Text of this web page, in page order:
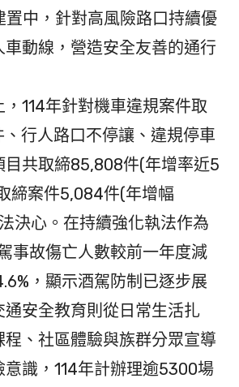
置中，針對高風險路口持續優
動線，營造安全友善的通行
114年針對機車違規案件取
、行人路口不停讓、違規停車
目共取締85,808件(年增率近5
締案件5,084件(年增幅
決心。在持續強化執法作為
事故傷亡人數較前一年度減
，顯示酒駕防制已逐步展
安全教育則從日常生活扎
、社區體驗與族群分眾宣導
意識，114年計辦理逾5300場